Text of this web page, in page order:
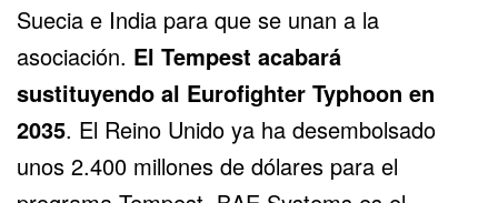
Suecia e India para que se unan a la
asociación. El Tempest acabará
sustituyendo al Eurofighter Typhoon en
2035. El Reino Unido ya ha desembolsado
unos 2.400 millones de dólares para el